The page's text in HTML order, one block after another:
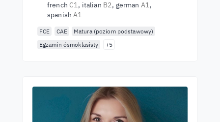
french C1 italian B2 german A1
spanishA1
FCE CAE
Matura (poziom podstawowy)
Egzamin ósmoklasisty
+5